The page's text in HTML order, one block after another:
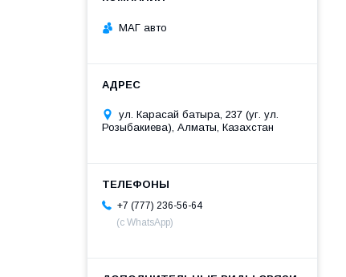
МАГ авто
ул. Карасай батыра, 237 (уг. ул.
Розыбакиева), Алматы, Казахстан
+7 (777) 236-56-64
(с WhatsApp)